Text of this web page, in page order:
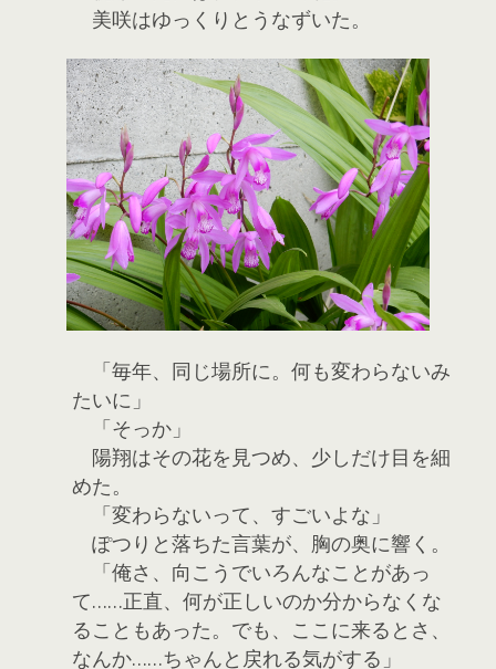
美咲はゆっくりとうなずいた。
「毎年、同じ場所に。何も変わらないみ
たいに」
「そっか」
陽翔はその花を見つめ、少しだけ目を細
めた。
「変わらないって、すごいよな」
ぽつりと落ちた言葉が、胸の奥に響く。
「俺さ、向こうでいろんなことがあっ
て……正直、何が正しいのか分からなくな
ることもあった。でも、ここに来るとさ、
なんか……ちゃんと戻れる気がする」